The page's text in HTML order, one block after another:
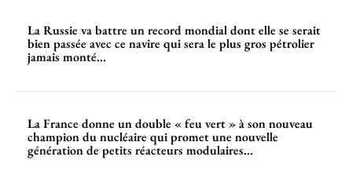
La Russie va battre un record mondial dont elle se serait
bien passée avec ce navire qui sera le plus gros pétrolier
jamais monté...
La France donne un double « feu vert » à son nouveau
champion du nucléaire qui promet une nouvelle
génération de petits réacteurs modulaires...